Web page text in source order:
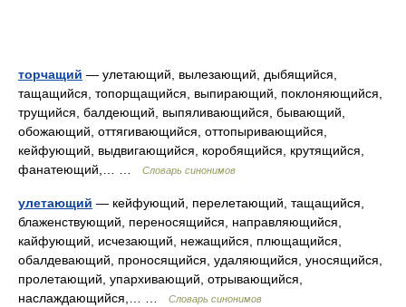
торчащий — улетающий, вылезающий, дыбящийся,
тащащийся, топорщащийся, выпирающий, поклоняющийся,
трущийся, балдеющий, выпяливающийся, бывающий,
обожающий, оттягивающийся, оттопыривающийся,
кейфующий, выдвигающийся, коробящийся, крутящийся,
фанатеющий,… …
Словарь синонимов
улетающий — кейфующий, перелетающий, тащащийся,
блаженствующий, переносящийся, направляющийся,
кайфующий, исчезающий, нежащийся, плющащийся,
обалдевающий, проносящийся, удаляющийся, уносящийся,
пролетающий, упархивающий, отрывающийся,
наслаждающийся,… …
Словарь синонимов